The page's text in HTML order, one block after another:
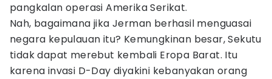
pangkalan operasi Amerika Serikat.
Nah, bagaimana jika Jerman berhasil menguasai
negara kepulauan itu? Kemungkinan besar, Sekutu
tidak dapat merebut kembali Eropa Barat. Itu
karena invasi D-Day diyakini kebanyakan orang